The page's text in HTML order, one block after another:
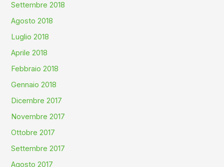
Settembre 2018
Agosto 2018
Luglio 2018
Aprile 2018
Febbraio 2018
Gennaio 2018
Dicembre 2017
Novembre 2017
Ottobre 2017
Settembre 2017
Agosto 2017